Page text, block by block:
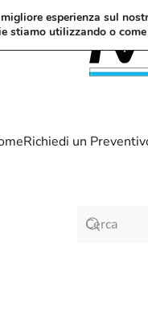
Richiedi un
esperienza sul
stiamo utilizzando o